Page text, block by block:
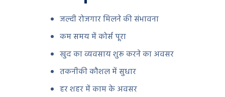
जल्दी रोजगार मिलने की संभावना
कम समय में कोर्स पूरा
खुद का व्यवसाय शुरू करने का अवसर
तकनीकी कौशल में सुधार
हर शहर में काम के अवसर